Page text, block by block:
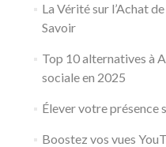
La Vérité sur l’Achat
Savoir
Top 10 alternatives à
sociale en 2025
Élever votre présence
Boostez vos vues